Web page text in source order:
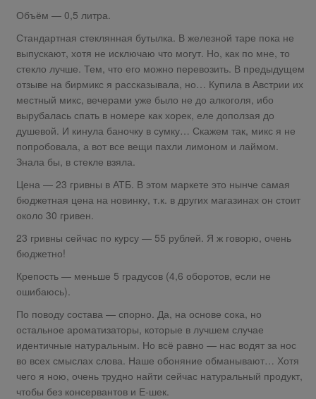
Объём — 0,5 литра.
Стандартная стеклянная бутылка. В железной таре пока не
выпускают, хотя не исключаю что могут. Но, как по мне, то
стекло лучше. Тем, что его можно перевозить. В предыдущем
отзыве на бирмикс я рассказывала, но… Купила в Австрии их
местный микс, вечерами уже было не до алкоголя, ибо
вырубалась спать в номере как хорек, еле доползая до
душевой. И кинула баночку в сумку… Скажем так, микс я не
попробовала, а вот все вещи пахли лимоном и лаймом.
Знала бы, в стекле взяла.
Цена — 23 гривны в АТБ. В этом маркете это нынче самая
бюджетная цена на новинку, т.к. в других магазинах он стоит
около 30 гривен.
23 гривны сейчас по курсу — 55 рублей. Я ж говорю, очень
бюджетно!
Крепость — меньше 5 градусов (4,6 оборотов, если не
ошибаюсь).
По поводу состава — спорно. Да, на основе сока, но
остальное ароматизаторы, которые в лучшем случае
идентичные натуральным. Но всё равно — нас водят за нос
во всех смыслах слова. Наше обоняние обманывают… Хотя
чего я ною, очень трудно найти сейчас натуральный продукт,
чтобы без консервантов и Е-шек.